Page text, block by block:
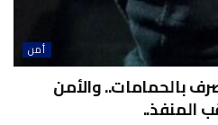
أمن
بالحمامات.. والأمن
المنفذ..